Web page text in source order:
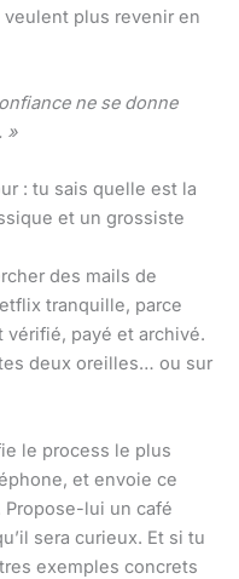
plus revenir en
ne se donne
»
: tu sais quelle est la
et un grossiste
des mails de
tranquille, parce
vérifié, payé et archivé.
deux oreilles… ou sur
le process le plus
et envoie ce
lui un café
sera curieux. Et si tu
exemples concrets